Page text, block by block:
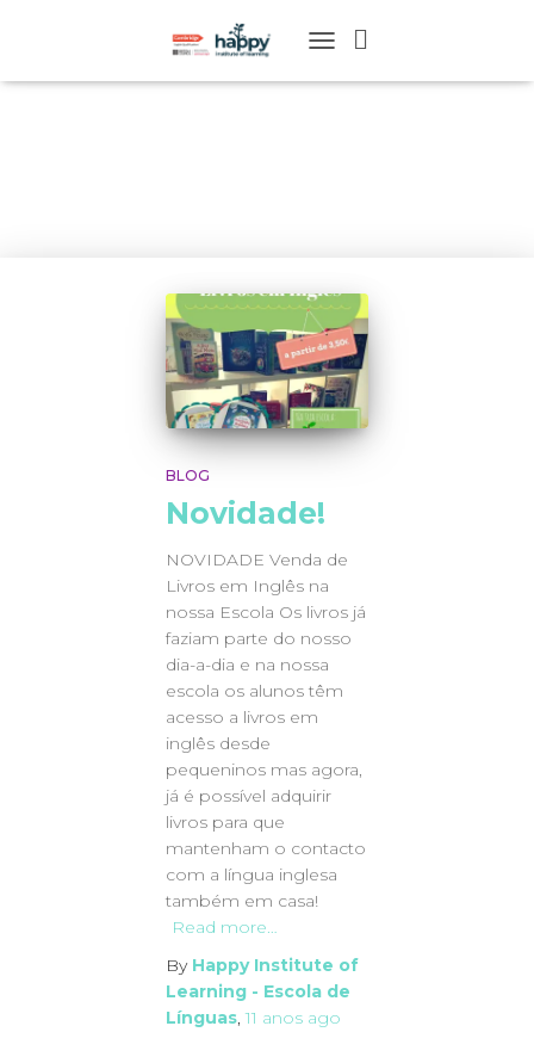
NAVIGATION
BLOG
Novidade!
NOVIDADE Venda de
Livros em Inglês na
nossa Escola Os livros já
faziam parte do nosso
dia-a-dia e na nossa
escola os alunos têm
acesso a livros em
inglês desde
pequeninos mas agora,
já é possível adquirir
livros para que
mantenham o contacto
com a língua inglesa
também em casa!
Read more…
By Happy Institute of
Learning - Escola de
Línguas,11 anos ago